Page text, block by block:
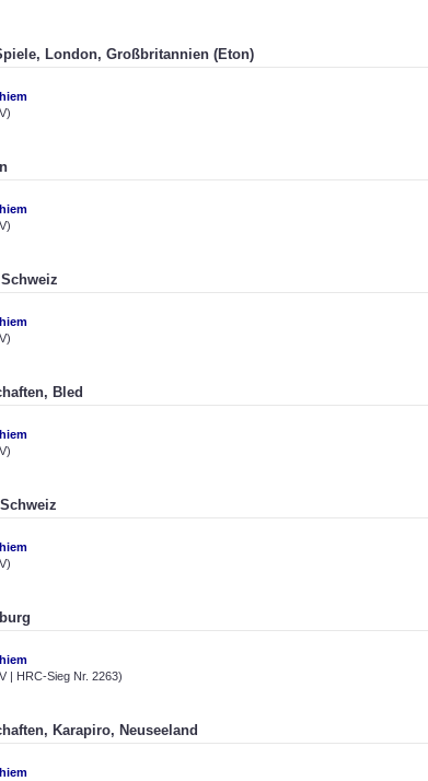
London, Großbritannien (Eton)
Bled
| HRC-Sieg Nr. 2263)
Karapiro, Neuseeland